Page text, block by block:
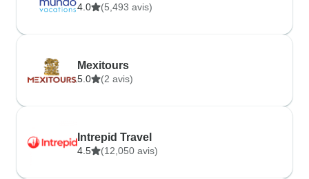
4.0 (5,493 avis)
Mexitours
5.0 (2 avis)
Intrepid Travel
4.5 (12,050 avis)